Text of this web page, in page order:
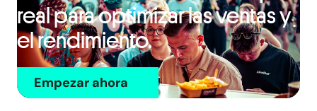
real para optimizar las ventas y
el rendimiento.
Empezar ahora